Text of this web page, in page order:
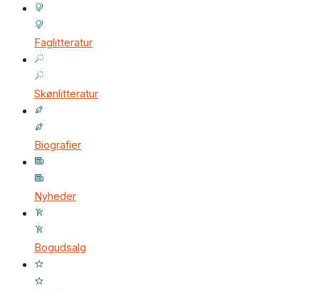
Faglitteratur
Skønlitteratur
Biografier
Nyheder
Bogudsalg